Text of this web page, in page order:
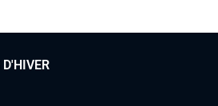
D'HIVER